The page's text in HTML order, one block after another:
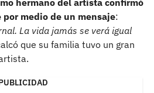
medio de un mensaje:
La vida jamás se verá igual
que su familia tuvo un gran